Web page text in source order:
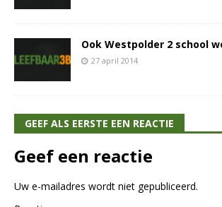
Ook Westpolder 2 school
27 april 2014
GEEF ALS EERSTE EEN REACTIE
Geef een reactie
Uw e-mailadres wordt niet gepubliceerd.